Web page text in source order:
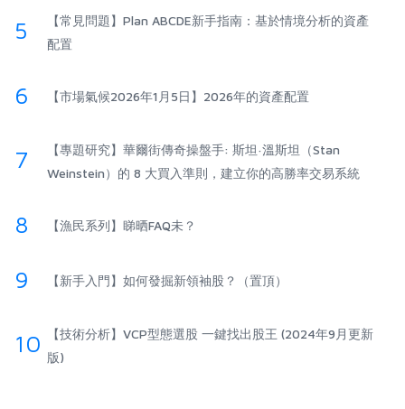
5
【常見問題】Plan ABCDE新手指南：基於情境分析的資產
配置
6 【市場氣候2026年1月5日】2026年的資產配置
7
【專題研究】華爾街傳奇操盤手: 斯坦·溫斯坦（Stan
Weinstein）的 8 大買入準則，建立你的高勝率交易系統
8 【漁民系列】睇晒FAQ未？
9 【新手入門】如何發掘新領袖股？（置頂）
10
【技術分析】VCP型態選股 一鍵找出股王 (2024年9月更新
版)